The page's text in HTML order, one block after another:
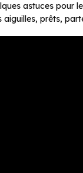
astuces pour
aiguilles, prêts,